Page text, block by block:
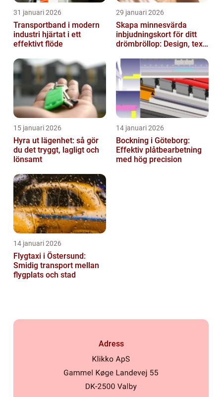
31 januari 2026
Transportband i modern
industri hjärtat i ett
effektivt flöde
29 januari 2026
Skapa minnesvärda
inbjudningskort för ditt
drömbröllop: Design, text
15 januari 2026
Hyra ut lägenhet: så gör
du det tryggt, lagligt och
lönsamt
14 januari 2026
Bockning i Göteborg:
Effektiv plåtbearbetning
med hög precision
14 januari 2026
Flygtaxi i Östersund:
Smidig transport mellan
flygplats och stad
Adress